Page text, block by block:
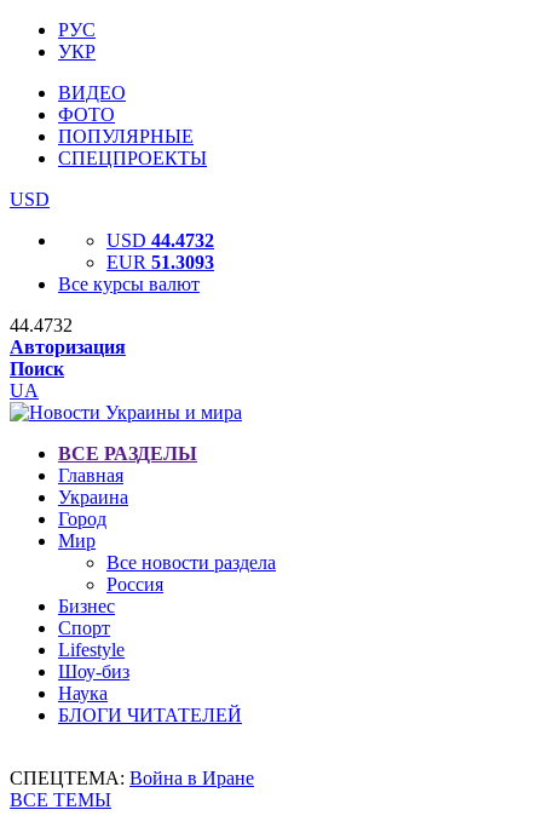
РУС
УКР
ВИДЕО
ФОТО
ПОПУЛЯРНЫЕ
СПЕЦПРОЕКТЫ
USD
USD 44.4732
EUR 51.3093
Все курсы валют
44.4732
Авторизация
Поиск
UA
ВСЕ РАЗДЕЛЫ
Главная
Украина
Город
Мир
Все новости раздела
Россия
Бизнес
Спорт
Lifestyle
Шоу-биз
Наука
БЛОГИ ЧИТАТЕЛЕЙ
СПЕЦТЕМА: Война в Иране
ВСЕ ТЕМЫ